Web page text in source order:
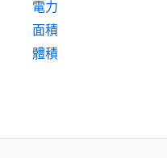
電力
面積
體積